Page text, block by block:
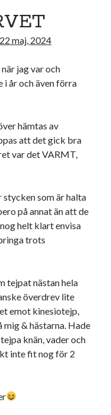
22 maj, 2024
jag var och
år och även förra
hämtas av
att det gick bra
var det VARMT,
stycken som är halta
på annat än att de
helt klart envisa
trots
tejpat nästan hela
överdrev lite
emot kinesiotejp,
mig & hästarna. Hade
knän, vader och
inte fit nog för 2